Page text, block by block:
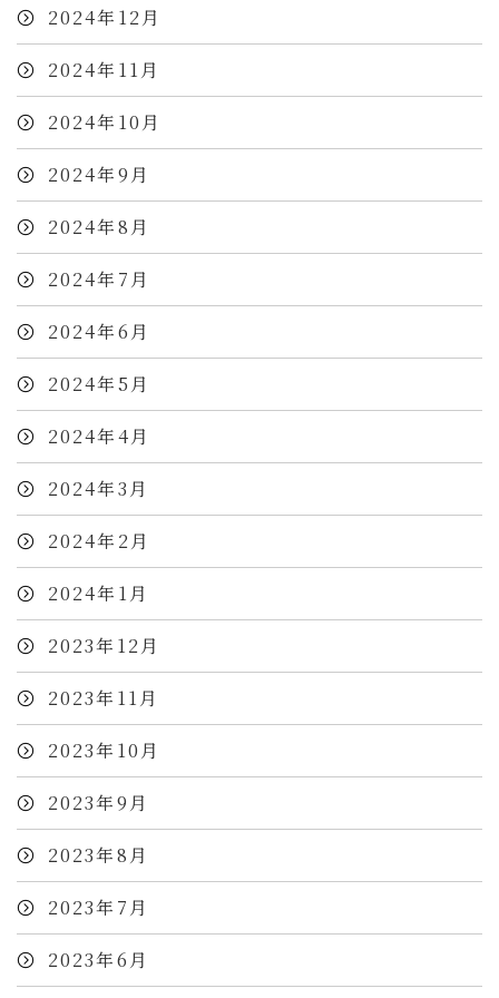
2024年12月
2024年11月
2024年10月
2024年9月
2024年8月
2024年7月
2024年6月
2024年5月
2024年4月
2024年3月
2024年2月
2024年1月
2023年12月
2023年11月
2023年10月
2023年9月
2023年8月
2023年7月
2023年6月